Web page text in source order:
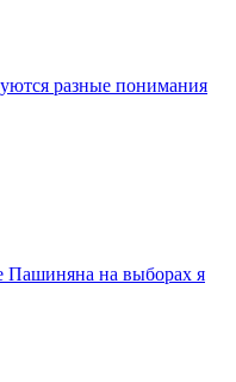
разные понимания
Пашиняна на выборах я